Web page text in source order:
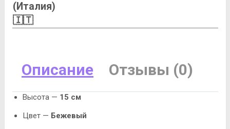
(Италия)
🇮🇹
Описание Отзывы (0)
Высота — 15 см
Цвет — Бежевый